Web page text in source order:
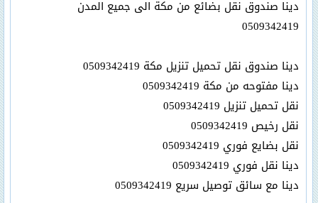
دينا صندوق نقل بضائع من مكة الى جميع المدن
0509342419
دينا صندوق نقل تحميل تنزيل مكة 0509342419
دينا مفتوحه من مكة 0509342419
نقل تحميل تنزيل 0509342419
نقل رخيص 0509342419
نقل بضايع فوري 0509342419
دينا نقل فوري 0509342419
دينا مع سائق توصيل سريع 0509342419